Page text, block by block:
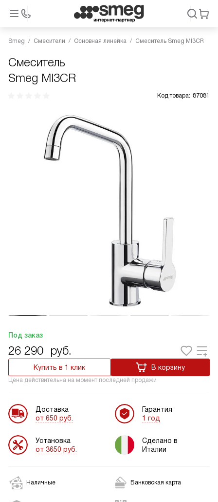
Smeg Смесители Основная линейка Смеситель Smeg MI3CR
Смеситель
Smeg MI3CR
Код товара: 87081
Под заказ
26 290 руб.
Купить в 1 клик В корзину
Цена действительна на момент последней продажи
Доставка
от 650 руб.
Установка
от 3650 руб.
Гарантия
1 год
Сделано в
Италии
Наличные Банковская карта